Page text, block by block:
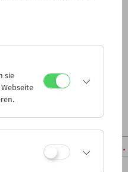
Sa 23.6.
sie